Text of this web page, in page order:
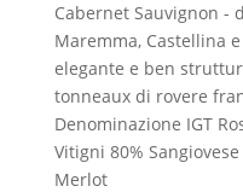
Cabernet Sauvignon -
Maremma, Castellina
elegante e ben
tonneaux di rovere
Denominazione IGT
Vitigni 80%
Merlot